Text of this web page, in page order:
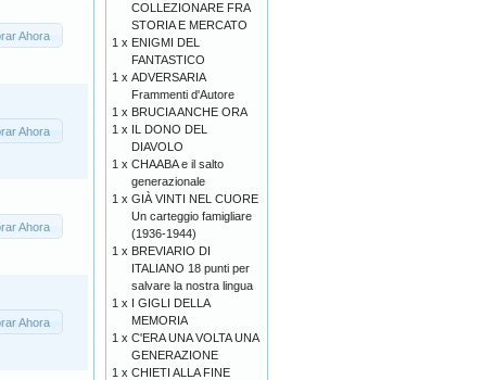
Ahora
Ahora
Ahora
Ahora
COLLEZIONARE FRA
STORIA E MERCATO
1 x ENIGMI DEL
FANTASTICO
1 x ADVERSARIA
Frammenti d'Autore
1 x BRUCIA ANCHE ORA
1 x IL DONO DEL
DIAVOLO
1 x CHAABA e il salto
generazionale
1 x GIÀ VINTI NEL CUORE
Un carteggio famigliare
(1936-1944)
1 x BREVIARIO DI
ITALIANO 18 punti per
salvare la nostra lingua
1 x I GIGLI DELLA
MEMORIA
1 x C'ERA UNA VOLTA UNA
GENERAZIONE
1 x CHIETI ALLA FINE